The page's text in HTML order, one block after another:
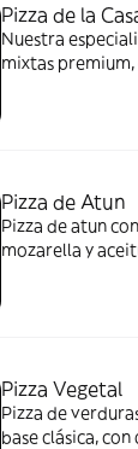
Pizza de la
Nuestra
mixtas
Pizza de Atun
Pizza de atun
mozarella y
Pizza Vegetal
Pizza de
base clásica,